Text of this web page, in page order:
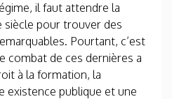
il faut attendre la
siècle pour trouver des
Pourtant, c’est
combat de ces dernières a
à la formation, la
existence publique et une